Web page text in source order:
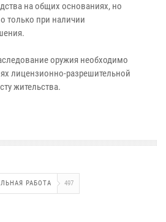
на общих основаниях, но
только при наличии
оружия необходимо
лицензионно-разрешительной
жительства.
РАБОТА 497